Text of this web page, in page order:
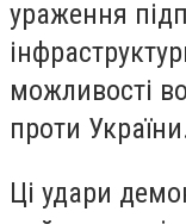
ураження
можливості
проти
Ці удари